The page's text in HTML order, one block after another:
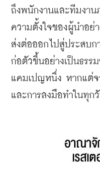
ถึงพนักงานและทีมงาน
ความตั้งใจของผู้นำอย่
ส่งต่อออกไปสู่ประสบ
ก่อตัวขึ้นอย่างเป็นธรร
แคมเปญหนึ่ง หากแต่จ
และการลงมือทำในทุก